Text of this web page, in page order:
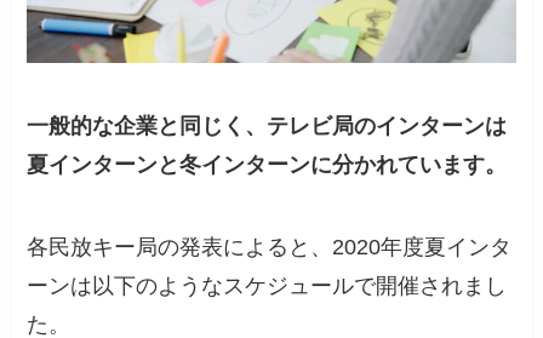
一般的な企業と同じく、テレビ局のインターンは
夏インターンと冬インターンに分かれています。
各民放キー局の発表によると、2020年度夏インタ
ーンは以下のようなスケジュールで開催されまし
た。